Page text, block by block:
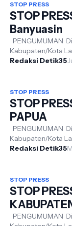
STOP PRESS
STOP
Banyuasin
PENGUMUMAN
Kabupaten/Kota
TNI dan Polri Dari
Redaksi Detik35
STOP PRESS
STOP
PAPUA
PENGUMUMAN
Kabupaten/Kota
TNI dan Polri Dari
Redaksi Detik35
STOP PRESS
STOP
PENGUMUMAN